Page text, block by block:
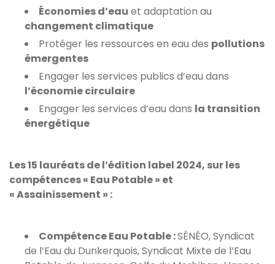
Économies d’eau et adaptation au
changement climatique
Protéger les ressources en eau des pollutions
émergentes
Engager les services publics d’eau dans
l’économie circulaire
Engager les services d’eau dans la transition
énergétique
Les 15 lauréats de l’édition label 2024, sur les
compétences « Eau Potable » et
« Assainissement » :
Compétence Eau Potable :SÉNÉO, Syndicat
de l’Eau du Dunkerquois, Syndicat Mixte de l’Eau